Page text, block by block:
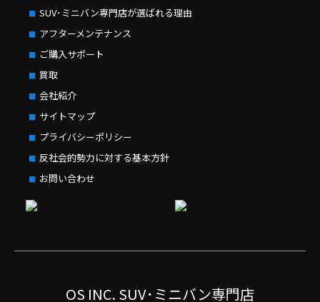
SUV･ミニバン専門店が選ばれる理由
アフターメンテナンス
ご購入サポート
買取
会社紹介
サイトマップ
プライバシーポリシー
反社会的勢力に対する基本方針
お問い合わせ
OS INC. SUV･ミニバン専門店